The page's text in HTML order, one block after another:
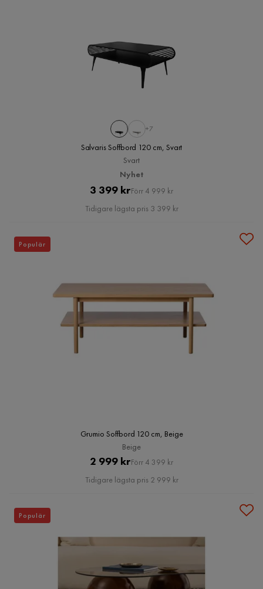
+7
Salvaris Soffbord 120 cm, Svart
Svart
Nyhet
Pris
3 399 krOriginal
Pris
Förr 4 999 kr
Tidigare lägsta pris 3 399 kr
Grumio Soffbord 120 cm, Beige
Beige
Pris
2 999 krOriginal
Pris
Förr 4 399 kr
Tidigare lägsta pris 2 999 kr
Populär
Populär